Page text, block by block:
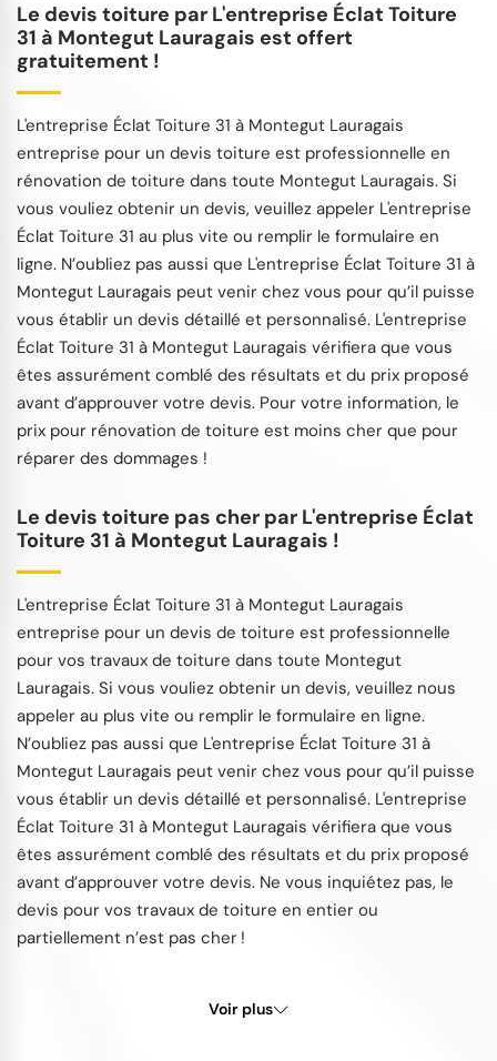
Le devis toiture par L'entreprise Éclat Toiture
31 à Montegut Lauragais est offert
gratuitement !
L'entreprise Éclat Toiture 31 à Montegut Lauragais
entreprise pour un devis toiture est professionnelle en
rénovation de toiture dans toute Montegut Lauragais. Si
vous vouliez obtenir un devis, veuillez appeler L'entreprise
Éclat Toiture 31 au plus vite ou remplir le formulaire en
ligne. N’oubliez pas aussi que L'entreprise Éclat Toiture 31 à
Montegut Lauragais peut venir chez vous pour qu’il puisse
vous établir un devis détaillé et personnalisé. L'entreprise
Éclat Toiture 31 à Montegut Lauragais vérifiera que vous
êtes assurément comblé des résultats et du prix proposé
avant d’approuver votre devis. Pour votre information, le
prix pour rénovation de toiture est moins cher que pour
réparer des dommages !
Le devis toiture pas cher par L'entreprise Éclat
Toiture 31 à Montegut Lauragais !
L'entreprise Éclat Toiture 31 à Montegut Lauragais
entreprise pour un devis de toiture est professionnelle
pour vos travaux de toiture dans toute Montegut
Lauragais. Si vous vouliez obtenir un devis, veuillez nous
appeler au plus vite ou remplir le formulaire en ligne.
N’oubliez pas aussi que L'entreprise Éclat Toiture 31 à
Montegut Lauragais peut venir chez vous pour qu’il puisse
vous établir un devis détaillé et personnalisé. L'entreprise
Éclat Toiture 31 à Montegut Lauragais vérifiera que vous
êtes assurément comblé des résultats et du prix proposé
avant d’approuver votre devis. Ne vous inquiétez pas, le
devis pour vos travaux de toiture en entier ou
partiellement n’est pas cher !
Voir plus